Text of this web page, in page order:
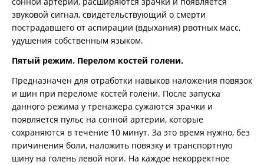
звуковой сигнал, свидетельствующий о смерти
пострадавшего от аспирации (вдыхания) рвотных масс,
удушения собственным языком.
Пятый режим. Перелом костей голени.
Предназначен для отработки навыков наложения повязок
и шин при переломе костей голени. После запуска
данного режима у тренажера сужаются зрачки и
появляется пульс на сонной артерии, которые
сохраняются в течение 10 минут. За это время нужно, без
причинения боли, наложить повязку и транспортную
шину на голень левой ноги. На каждое некорректное